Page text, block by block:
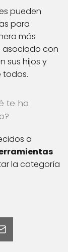
pueden
para
más
asociado con
sus hijos y
todos.
te ha
a
la categoría